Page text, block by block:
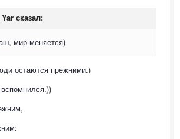
сказал:
мир меняется)
остаются прежними.)